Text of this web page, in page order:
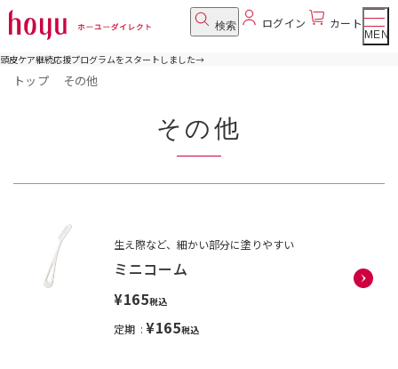
検索 ログイン
カート
MENU
頭皮ケア継続応援プログラムをスタートしました→
トップ その他
その他
生え際など、細かい部分に塗りやすい
ミニコーム
¥165税込
定期 ¥165税込